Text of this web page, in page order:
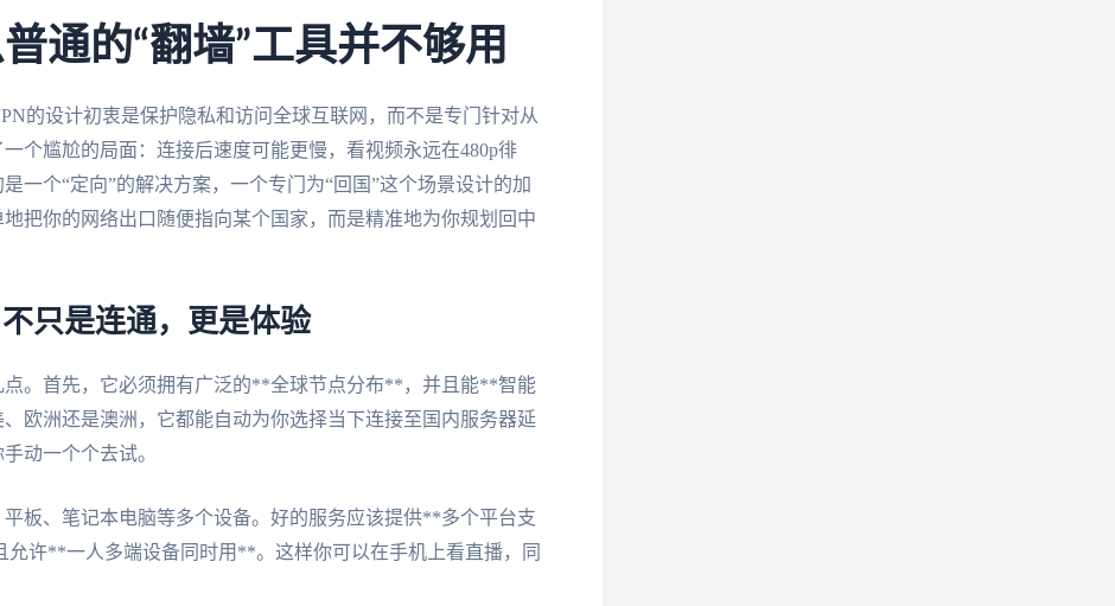
通的“翻墙”工具并不够用
的设计初衷是保护隐私和访问全球互联网，而不是专门针对从
个尴尬的局面：连接后速度可能更慢，看视频永远在480p徘
一个“定向”的解决方案，一个专门为“回国”这个场景设计的加
把你的网络出口随便指向某个国家，而是精准地为你规划回中
只是连通，更是体验
。首先，它必须拥有广泛的**全球节点分布**，并且能**智能
欧洲还是澳洲，它都能自动为你选择当下连接至国内服务器延
动一个个去试。
板、笔记本电脑等多个设备。好的服务应该提供**多个平台支
允许**一人多端设备同时用**。这样你可以在手机上看直播，同